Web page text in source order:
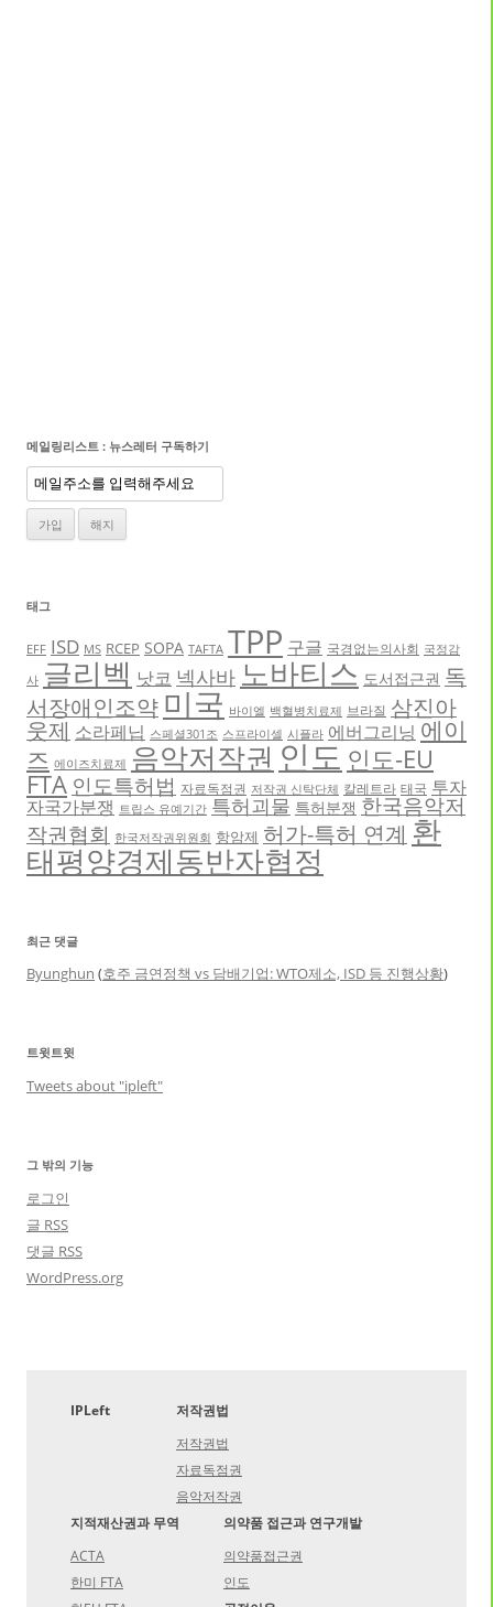
메일링리스트 : 뉴스레터 구독하기
태그
EFF ISD MS RCEP SOPA TAFTA TPP 구글 국경없는의사회 국정감
사 글리벡 낫코 넥사바 노바티스 도서접근권 독
서장애인조약 미국 바이엘 백혈병치료제 브라질 삼진아
웃제 소라페닙 스페셜301조 스프라이셀 시플라 에버그리닝 에이
즈 에이즈치료제 음악저작권 인도 인도-EU
FTA 인도특허법 자료독점권 저작권 신탁단체 칼레트라 태국 투자
자국가분쟁 트립스 유예기간 특허괴물 특허분쟁 한국음악저
작권협회 한국저작권위원회 항암제 허가-특허 연계 환
태평양경제동반자협정
최근 댓글
Byunghun (호주 금연정책 vs 담배기업: WTO제소, ISD 등 진행상황)
트윗트윗
Tweets about "ipleft"
그 밖의 기능
로그인
글 RSS
댓글 RSS
WordPress.org
IPLeft
저작권법
저작권법
자료독점권
음악저작권
지적재산권과 무역
ACTA
한미 FTA
의약품 접근과 연구개발
의약품접근권
인도